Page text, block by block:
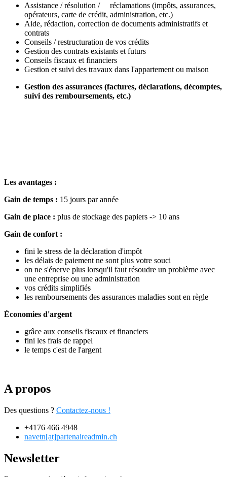
Assistance / résolution / réclamations (impôts, assurances,
opérateurs, carte de crédit, administration, etc.)
Aide, rédaction, correction de documents administratifs et
contrats
Conseils / restructuration de vos crédits
Gestion des contrats existants et futurs
Conseils fiscaux et financiers
Gestion et suivi des travaux dans l'appartement ou maison
Gestion des assurances (factures, déclarations, décomptes,
suivi des remboursements, etc.)
Les avantages :
Gain de temps : 15 jours par année
Gain de place : plus de stockage des papiers -> 10 ans
Gain de confort :
fini le stress de la déclaration d'impôt
les délais de paiement ne sont plus votre souci
on ne s'énerve plus lorsqu'il faut résoudre un problème avec
une entreprise ou une administration
vos crédits simplifiés
les remboursements des assurances maladies sont en règle
Économies d'argent
grâce aux conseils fiscaux et financiers
fini les frais de rappel
le temps c'est de l'argent
A propos
Des questions ? Contactez-nous !
+4176 466 4948
navetn[at]partenaireadmin.ch
Newsletter